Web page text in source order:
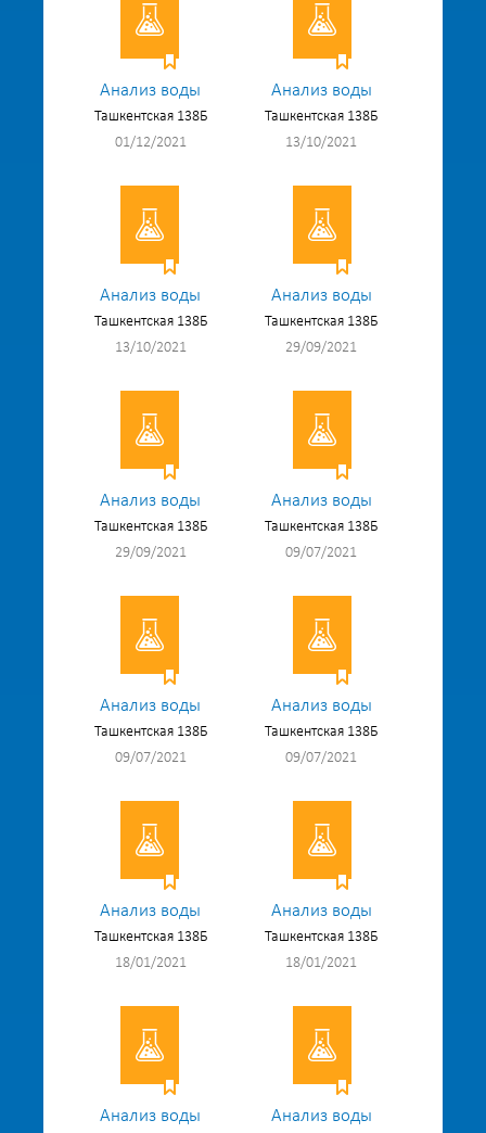
Анализ воды
Ташкентская 138Б
01/12/2021
Анализ воды
Ташкентская 138Б
13/10/2021
Анализ воды
Ташкентская 138Б
13/10/2021
Анализ воды
Ташкентская 138Б
29/09/2021
Анализ воды
Ташкентская 138Б
29/09/2021
Анализ воды
Ташкентская 138Б
09/07/2021
Анализ воды
Ташкентская 138Б
09/07/2021
Анализ воды
Ташкентская 138Б
09/07/2021
Анализ воды
Ташкентская 138Б
18/01/2021
Анализ воды
Ташкентская 138Б
18/01/2021
Анализ воды Анализ воды